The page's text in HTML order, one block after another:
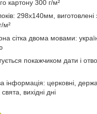
картону 300 г/м²
298х140мм,
м²
сітка двома мовами:
покажчиком дати і
інформація: церковні,
вихідні дні